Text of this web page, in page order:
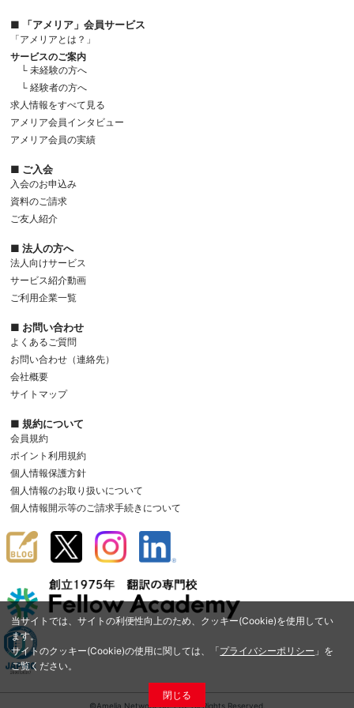
当サイトでは、サイトの利便性向上のため、クッキー(Cookie)を使用してい
ます。
サイトのクッキー(Cookie)の使用に関しては、「プライバシーポリシー 」を
ご覧ください。
閉じる
■ 「アメリア」会員サービス
「アメリアとは？」
サービスのご案内
└ 未経験の方へ
└ 経験者の方へ
求人情報をすべて見る
アメリア会員インタビュー
アメリア会員の実績
■ ご入会
入会のお申込み
資料のご請求
ご友人紹介
■ 法人の方へ
法人向けサービス
サービス紹介動画
ご利用企業一覧
■ お問い合わせ
よくあるご質問
お問い合わせ（連絡先）
会社概要
サイトマップ
■ 規約について
会員規約
ポイント利用規約
個人情報保護方針
個人情報のお取り扱いについて
個人情報開示等のご請求手続きについて
©Amelia Network Co.,Ltd. All Rights Reserved.